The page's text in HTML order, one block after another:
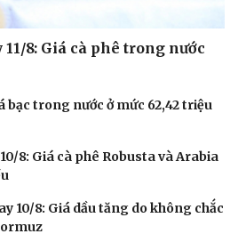
8: Giá cà phê trong nước
bạc trong nước ở mức 62,42 triệu
8: Giá cà phê Robusta và Arabia
10/8: Giá dầu tăng do không chắc